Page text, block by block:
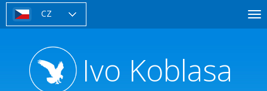
Přejít
hlavnímu
CZ
Ivo Koblasa